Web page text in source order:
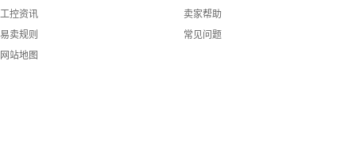
工控资讯
易卖规则
网站地图
卖家帮助
常见问题